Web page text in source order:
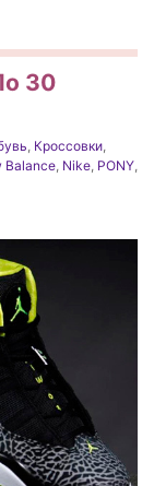
30
Кроссовки
Balance Nike PONY